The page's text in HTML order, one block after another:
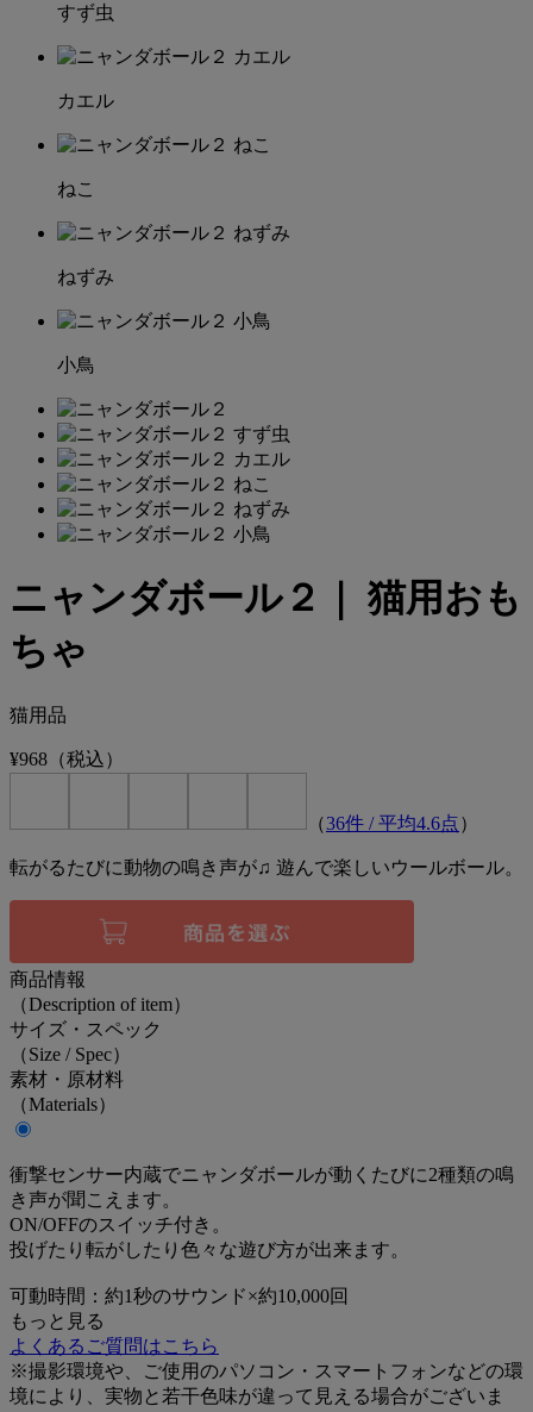
すず虫
カエル
ねこ
ねずみ
小鳥
ニャンダボール２｜ 猫用おも
ちゃ
猫用品
¥968 （税込）
（36件 / 平均4.6点）
転がるたびに動物の鳴き声が♫ 遊んで楽しいウールボール。
商品情報
（Description of item）
サイズ・スペック
（Size / Spec）
素材・原材料
（Materials）
衝撃センサー内蔵でニャンダボールが動くたびに2種類の鳴
き声が聞こえます。
ON/OFFのスイッチ付き。
投げたり転がしたり色々な遊び方が出来ます。
可動時間：約1秒のサウンド×約10,000回
もっと見る
よくあるご質問はこちら
※撮影環境や、ご使用のパソコン・スマートフォンなどの環
境により、実物と若干色味が違って見える場合がございま